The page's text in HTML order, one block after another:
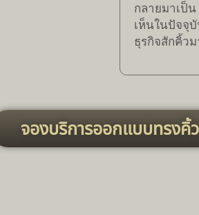
กลายมาเป็น
เห็นในปัจจุ
ธุรกิจสักคิ้วม
จองบริการออกเเบบทรงคิ้